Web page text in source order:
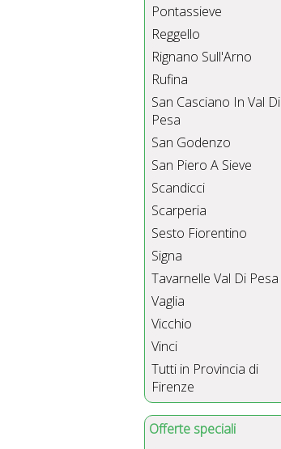
Pontassieve
Reggello
Rignano Sull'Arno
Rufina
San Casciano In Val Di
Pesa
San Godenzo
San Piero A Sieve
Scandicci
Scarperia
Sesto Fiorentino
Signa
Tavarnelle Val Di Pesa
Vaglia
Vicchio
Vinci
Tutti in Provincia di
Firenze
Offerte speciali